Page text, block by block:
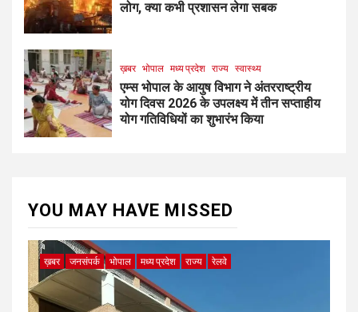
लोग, क्या कभी प्रशासन लेगा सबक
ख़बर भोपाल मध्य प्रदेश राज्य स्वास्थ्य
एम्स भोपाल के आयुष विभाग ने अंतरराष्ट्रीय
योग दिवस 2026 के उपलक्ष्य में तीन सप्ताहीय
योग गतिविधियों का शुभारंभ किया
YOU MAY HAVE MISSED
ख़बर जनसंपर्क भोपाल मध्य प्रदेश राज्य रेलवे